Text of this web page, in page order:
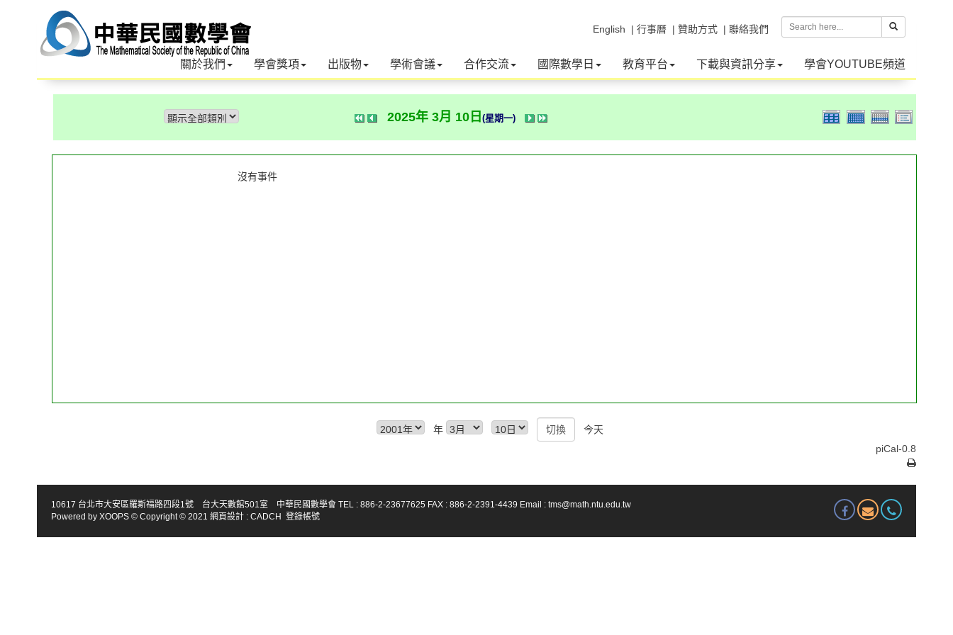
| 聯絡我們
| 贊助方式
| 行事曆
English
關於我們 學會獎項 出版物 學術會議 合作交流 國際數學日 教育平台 下載與資訊分享 學會YOUTUBE頻道
2025年 3月 10日 (星期一)
沒有事件
年
今天
piCal-0.8
10617 台北市大安區羅斯福路四段1號 台大天數館501室 中華民國數學會 TEL : 886-2-23677625 FAX : 886-2-2391-4439 Email : tms@math.ntu.edu.tw
Powered by XOOPS © Copyright © 2021 網頁設計 : CADCH 登錄帳號